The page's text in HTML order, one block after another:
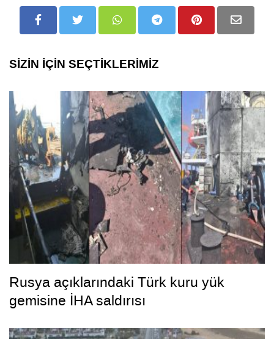
SİZİN İÇİN SEÇTİKLERİMİZ
Rusya açıklarındaki Türk kuru yük
gemisine İHA saldırısı